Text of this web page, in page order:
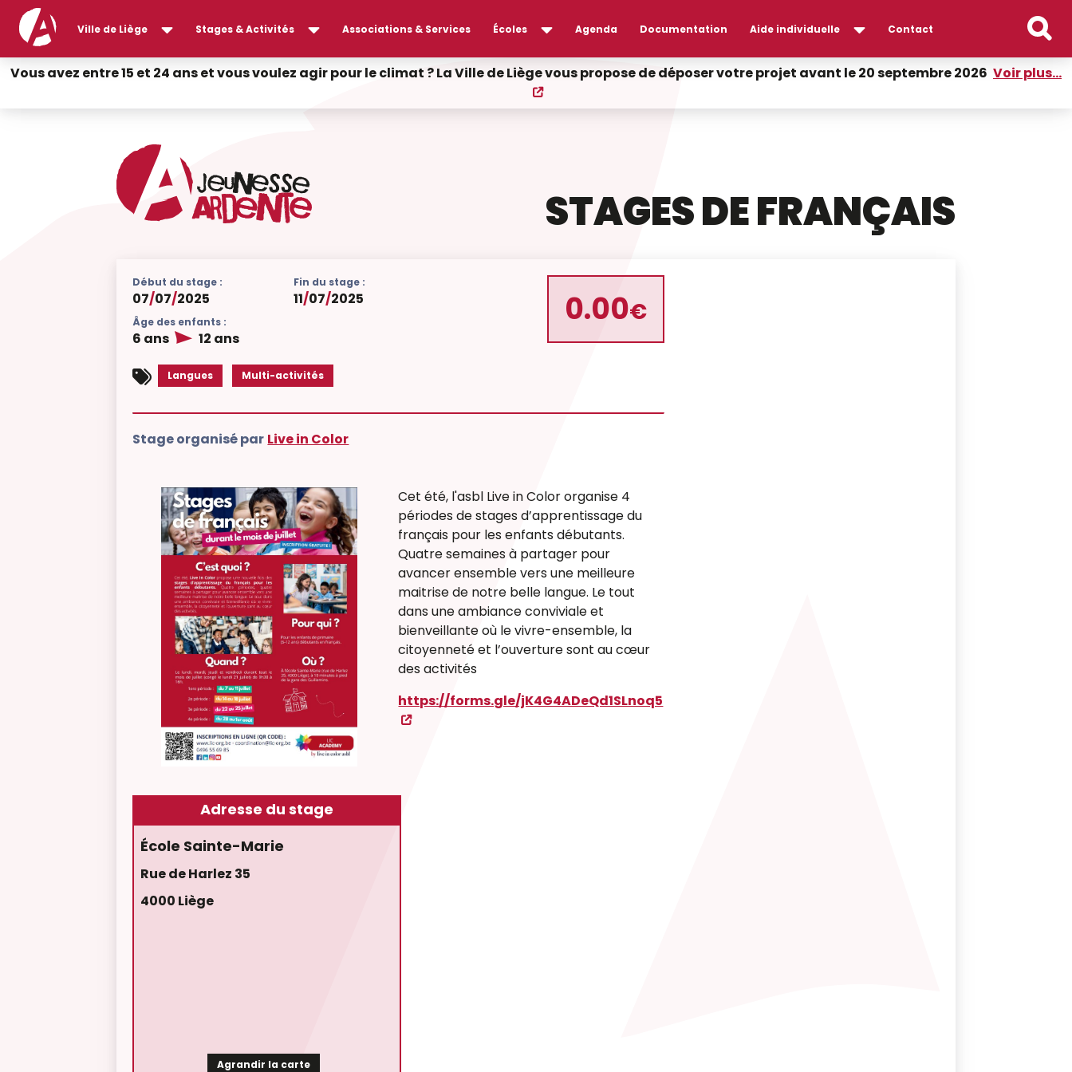
Ville de Liège Stages & Activités Associations & Services Écoles Agenda Documentation Aide individuelle Contact
Vous avez entre 15 et 24 ans et vous voulez agir pour le climat ? La Ville de Liège vous propose de déposer votre projet avant le 20 septembre 2026 Voir plus...
STAGES DE FRANÇAIS
Début du stage :
07/07/2025
Fin du stage :
11/07/2025
Âge des enfants :
6 ans 12 ans
Langues Multi-activités
0.00€
Stage organisé par Live in Color
Cet été, l'asbl Live in Color organise 4
périodes de stages d’apprentissage du
français pour les enfants débutants.
Quatre semaines à partager pour
avancer ensemble vers une meilleure
maitrise de notre belle langue. Le tout
dans une ambiance conviviale et
bienveillante où le vivre-ensemble, la
citoyenneté et l’ouverture sont au cœur
des activités
https://forms.gle/jK4G4ADeQd1SLnoq5
Adresse du stage
École Sainte-Marie
Rue de Harlez 35
4000 Liège
Agrandir la carte